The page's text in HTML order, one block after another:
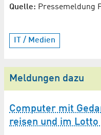
Quelle: Pressemeldung
IT / Medien
Meldungen dazu
Computer mit
reisen und im Lotto